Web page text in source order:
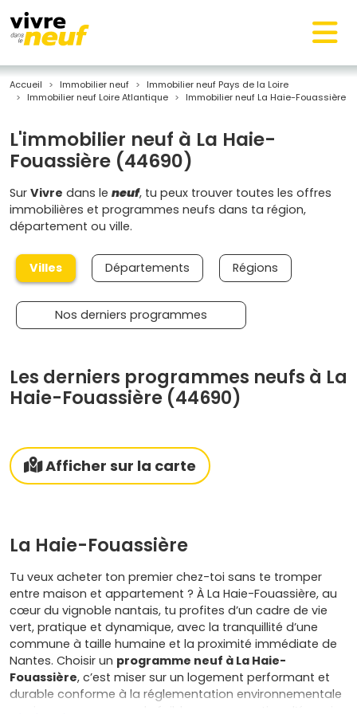
Accueil Immobilier neuf
Immobilier neuf Pays de la Loire
Immobilier neuf Loire Atlantique
Immobilier neuf La Haie-Fouassière
L'immobilier neuf à La Haie-
Fouassière (44690)
Sur Vivre dans le neuf, tu peux trouver toutes les offres
immobilières et programmes neufs dans ta région,
département ou ville.
Villes Départements Régions
Nos derniers programmes
Les derniers programmes neufs à La
Haie-Fouassière (44690)
Afficher sur la carte
La Haie-Fouassière
Tu veux acheter ton premier chez-toi sans te tromper
entre maison et appartement ? À La Haie-Fouassière, au
cœur du vignoble nantais, tu profites d’un cadre de vie
vert, pratique et dynamique, avec la tranquillité d’une
commune à taille humaine et la proximité immédiate de
Nantes. Choisir un programme neuf à La Haie-
Fouassière, c’est miser sur un logement performant et
durable conforme à la réglementation environnementale
en vigueur, synonyme de faible consommation d’énergie,